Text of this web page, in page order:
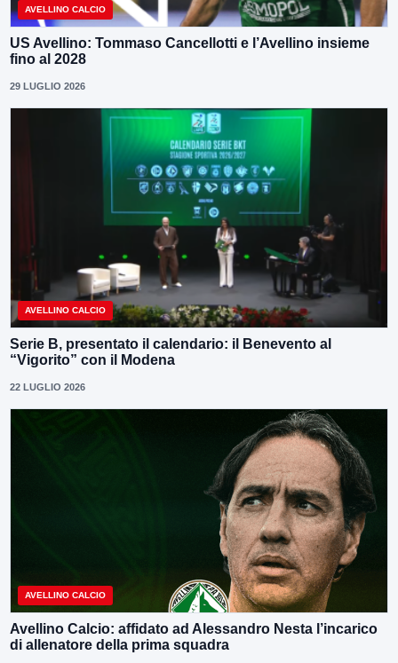
AVELLINO CALCIO
US Avellino: Tommaso Cancellotti e l’Avellino insieme
fino al 2028
29 LUGLIO 2026
AVELLINO CALCIO
Serie B, presentato il calendario: il Benevento al
“Vigorito” con il Modena
22 LUGLIO 2026
AVELLINO CALCIO
Avellino Calcio: affidato ad Alessandro Nesta l’incarico
di allenatore della prima squadra